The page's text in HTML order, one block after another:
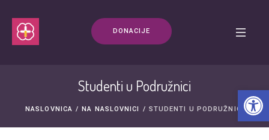
DONACIJE
Studenti u Podružnici
NASLOVNICA / NA NASLOVNICI / STUDENTI U PODRUŽNICI